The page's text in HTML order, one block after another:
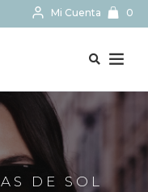
Mi Cuenta 0
DE SOL